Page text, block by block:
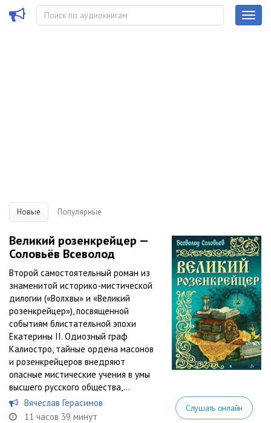
Новые Популярные
Великий розенкрейцер —
Соловьёв Всеволод
Второй самостоятельный роман из
знаменитой историко-мистической
дилогии («Волхвы» и «Великий
розенкрейцер»), посвященной
событиям блистательной эпохи
Екатерины II. Одиозный граф
Калиостро, тайные ордена масонов
и розенкрейцеров внедряют
опасные мистические учения в умы
высшего русского общества,...
Вячеслав Герасимов
11 часов 39 минут
Слушать онлайн